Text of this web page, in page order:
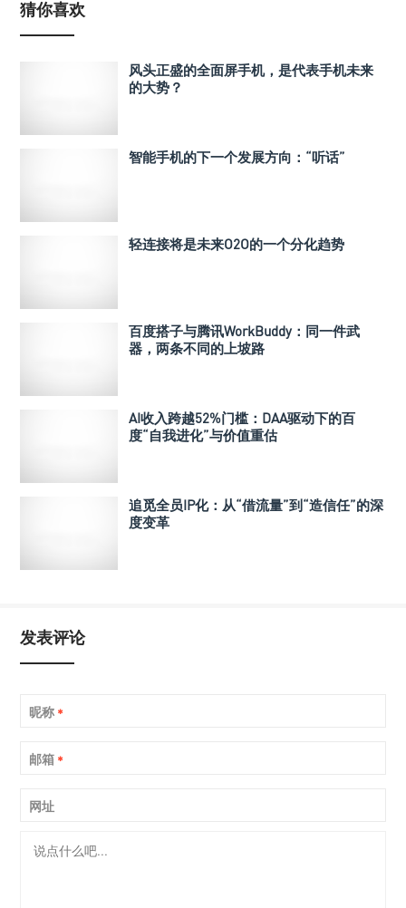
猜你喜欢
风头正盛的全面屏手机，是代表手机未来
的大势？
智能手机的下一个发展方向：“听话”
轻连接将是未来O2O的一个分化趋势
百度搭子与腾讯WorkBuddy：同一件武
器，两条不同的上坡路
AI收入跨越52%门槛：DAA驱动下的百
度“自我进化”与价值重估
追觅全员IP化：从“借流量”到“造信任”的深
度变革
发表评论
昵称 *
邮箱 *
网址